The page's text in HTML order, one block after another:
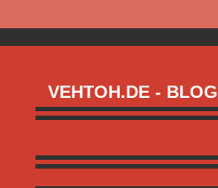
VEHTOH.DE - BLOG